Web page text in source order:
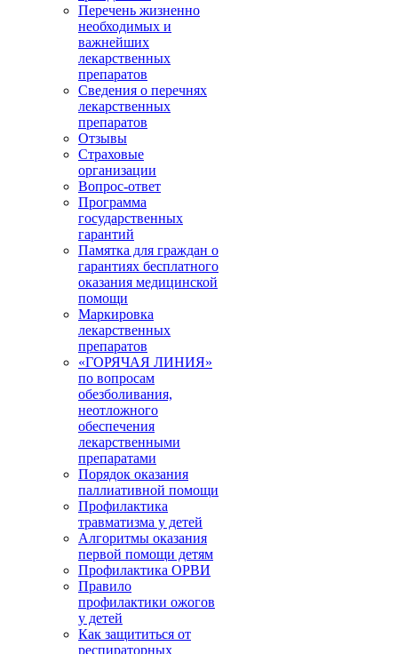
Перечень жизненно
необходимых и
важнейших
лекарственных
препаратов
Сведения о перечнях
лекарственных
препаратов
Отзывы
Страховые
организации
Вопрос-ответ
Программа
государственных
гарантий
Памятка для граждан о
гарантиях бесплатного
оказания медицинской
помощи
Маркировка
лекарственных
препаратов
«ГОРЯЧАЯ ЛИНИЯ»
по вопросам
обезболивания,
неотложного
обеспечения
лекарственными
препаратами
Порядок оказания
паллиативной помощи
Профилактика
травматизма у детей
Алгоритмы оказания
первой помощи детям
Профилактика ОРВИ
Правило
профилактики ожогов
у детей
Как защититься от
респираторных